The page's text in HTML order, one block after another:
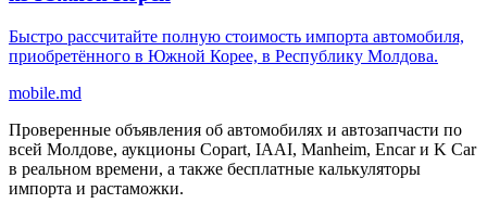
Быстро рассчитайте полную стоимость импорта автомобиля,
приобретённого в Южной Корее, в Республику Молдова.
mobile.md
Проверенные объявления об автомобилях и автозапчасти по
всей Молдове, аукционы Copart, IAAI, Manheim, Encar и K Car
в реальном времени, а также бесплатные калькуляторы
импорта и растаможки.